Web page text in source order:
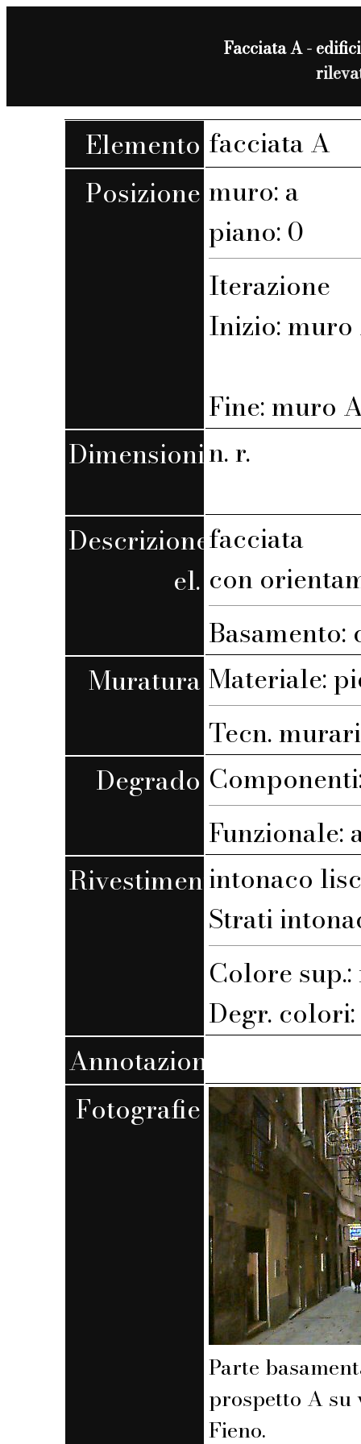
Facciata A -
Elemento facciata A
Posizione muro: a
piano: 0
Iterazione
Inizio: muro
Fine: muro
Dimensionin. r.
Descrizione
el.
facciata
con
Muratura Materiale:
Tecn.
Degrado
Funzionale:
Rivestimentointonaco
Strati
Colore
Degr.
Annotazioni
Fotografie
Parte
prospetto A su
Fieno.